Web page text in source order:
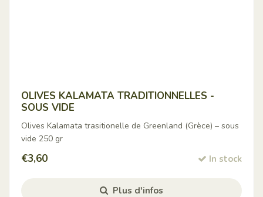
OLIVES KALAMATA TRADITIONNELLES -
SOUS VIDE
Olives Kalamata trasitionelle de Greenland (Grèce) – sous
vide 250 gr
€3,60 In stock
Plus d'infos